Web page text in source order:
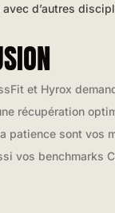
d’autres
et Hyrox
récupération
patience sont vos
vos benchmarks